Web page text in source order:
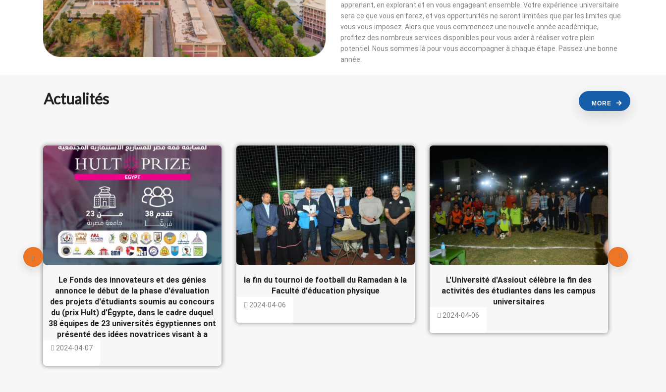
apprenant, en explorant et en vous engageant ensemble. Votre expérience universitaire
sera ce que vous en ferez, et vos opportunités ne seront limitées que par les limites que
vous vous imposez. Alors que vous commencez une nouvelle année académique,
profitez des nombreux services disponibles pour vous aider à réaliser votre plein
potentiel. Nous sommes là pour vous accompagner à chaque étape. Passez une bonne
année.
Actualités MORE
Le Fonds des innovateurs et des génies
annonce le début de la phase d'évaluation
des projets d'étudiants soumis au concours
du (prix Hult) d’Égypte, dans le cadre duquel
38 équipes de 23 universités égyptiennes ont
présenté des idées novatrices visant à a
2024-04-07
la fin du tournoi de football du Ramadan à la
Faculté d'éducation physique
2024-04-06
L'Université d'Assiout célèbre la fin des
activités des étudiantes dans les campus
universitaires
2024-04-06